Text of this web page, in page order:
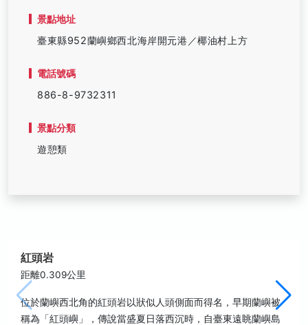
景點地址
臺東縣952蘭嶼鄉西北海岸開元港／椰油村上方
電話號碼
886-8-9732311
景點分類
遊憩類
紅頭岩
距離0.309公里
位於蘭嶼西北角的紅頭岩以狀似人頭側面而得名，早期蘭嶼被
稱為「紅頭嶼」，傳說當盛夏日落西沉時，自臺東遠眺蘭嶼島